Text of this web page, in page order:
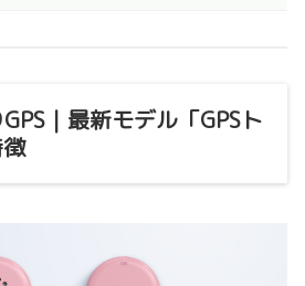
｜最新モデル「GPSト